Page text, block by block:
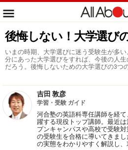
後悔しない！大学選び
いまの時期、大学選びに迷う受験生が多
分にあった大学選びをすれば、今後の人
だろう。後悔しないための大学選びの3つ
吉田 敦彦
学習・受験 ガイド
河合塾の英語科専任講師を経
躍する現役トップ講師。最近
プンキャンパスや高校で受験
の受験生を合格に導いてきま
の実態をわかりやすく解説し、